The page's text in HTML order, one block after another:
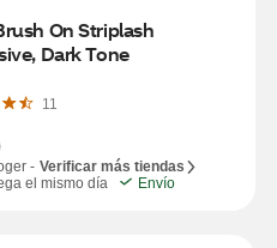
On Striplash
Dark Tone
11
- Verificar más tiendas
el mismo día
Envío